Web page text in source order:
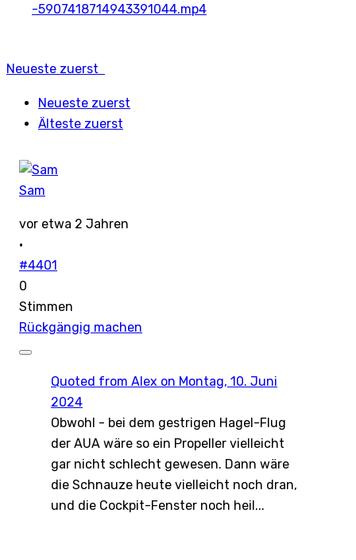
-5907418714943391044.mp4
Neueste zuerst
Neueste zuerst
Älteste zuerst
Sam
vor etwa 2 Jahren
·
#4401
0
Stimmen
Rückgängig machen
Quoted from Alex on Montag, 10. Juni
2024
Obwohl - bei dem gestrigen Hagel-Flug
der AUA wäre so ein Propeller vielleicht
gar nicht schlecht gewesen. Dann wäre
die Schnauze heute vielleicht noch dran,
und die Cockpit-Fenster noch heil...